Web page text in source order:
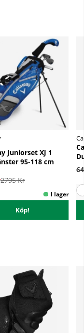
Juniorset XJ 1
95-118 cm
2795 Kr
Köp!